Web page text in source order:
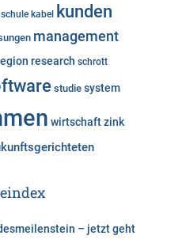
kabel kunden
management
research schrott
studie system
wirtschaftzink
– jetzt geht